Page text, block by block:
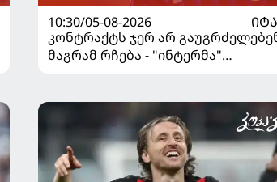
10:30/05-08-2026
კონტრაქტს ჯერ არ
მაგრამ რჩება - "ინტერმა"